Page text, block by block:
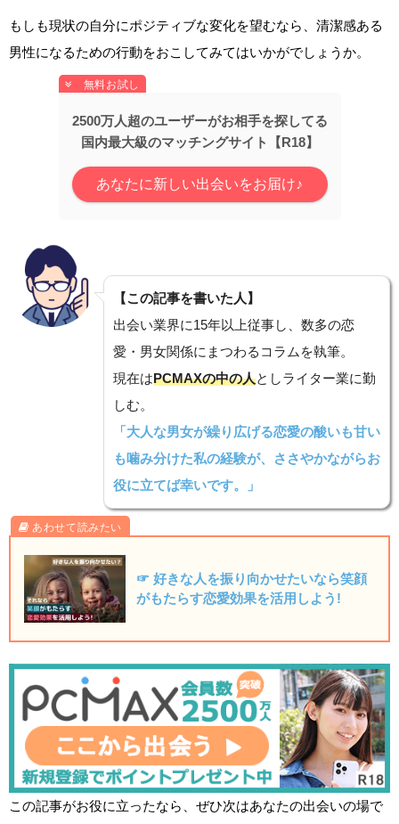
もしも現状の自分にポジティブな変化を望むなら、清潔感ある
男性になるための行動をおこしてみてはいかがでしょうか。
2500万人超のユーザーがお相手を探してる
国内最大級のマッチングサイト【R18】
あなたに新しい出会いをお届け♪
【この記事を書いた人】
出会い業界に15年以上従事し、数多の恋
愛・男女関係にまつわるコラムを執筆。
現在はPCMAXの中の人としライター業に勤
しむ。
「大人な男女が繰り広げる恋愛の酸いも甘い
も噛み分けた私の経験が、ささやかながらお
役に立てば幸いです。」
☞ 好きな人を振り向かせたいなら笑顔
がもたらす恋愛効果を活用しよう!
この記事がお役に立ったなら、ぜひ次はあなたの出会いの場で